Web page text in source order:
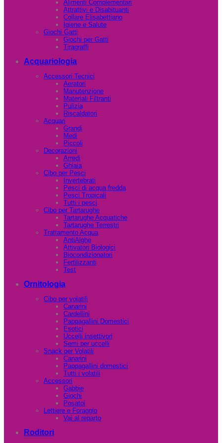
Alimenti Complementari
Attrattivi e Disabituanti
Collare Elisabettiano
Igiene e Salute
Giochi Gatti
Giochi per Gatti
Tiragraffi
Acquariologia
Accessori Tecnici
Aeratori
Manutenzione
Materiali Filtranti
Pulizia
Riscaldatori
Acquari
Grandi
Medi
Piccoli
Decorazioni
Arredi
Ghiaia
Cibo per Pesci
Invertebrati
Pesci di acqua fredda
Pesci Tropicali
Tutti i pesci
Cibo per Tartarughe
Tartarughe Acquatiche
Tartarughe Terrestri
Trattamento Acqua
AntiAlghe
Attivatori Biologici
Biocondizionatori
Fertilizzanti
Test
Ornitologia
Cibo per volatili
Canarini
Cardellini
Pappagallini Domestici
Esotici
Uccelli insettivori
Semi per uccelli
Snack per Volatili
Canarini
Pappagallini domestici
Tutti i volatili
Accessori
Gabbie
Giochi
Posatoi
Lettiere e Foraggio
Vai al reparto
Roditori